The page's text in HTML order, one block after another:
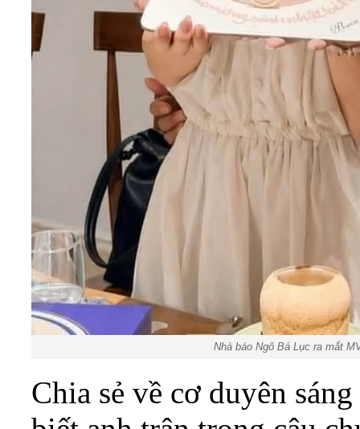
Nhà báo Ngô Bá Lục ra mắt
Chia sẻ về cơ duyên